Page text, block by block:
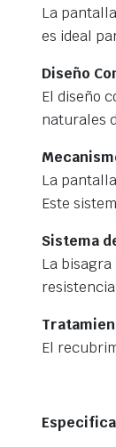
La
es ideal
Diseño
El diseño
naturales
La
Este
Sistema
La
El